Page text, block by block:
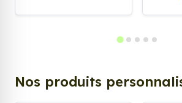
Nos produits